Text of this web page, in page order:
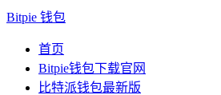
Bitpie 钱包
首页
Bitpie钱包下载官网
比特派钱包最新版